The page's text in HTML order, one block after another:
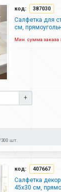
код: 387030
Салфетка для
см,
Мин. сумма заказа
+
300 шт.
код: 407667
Салфетка
45х30 см,